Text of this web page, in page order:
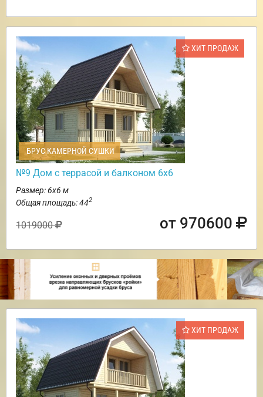
ХИТ ПРОДАЖ
БРУС КАМЕРНОЙ СУШКИ
№9 Дом с террасой и балконом 6х6
Размер: 6х6 м
Общая площадь: 442
1019000 от 970600
ХИТ ПРОДАЖ